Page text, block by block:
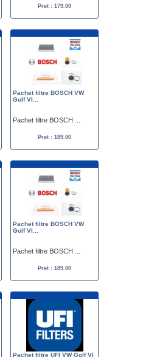
Pret : 179.00
Pachet filtre BOSCH VW
Golf VI...
Pachet filtre BOSCH ...
Pret : 189.00
Pachet filtre BOSCH VW
Golf VI...
Pachet filtre BOSCH ...
Pret : 189.00
Pachet filtre UFI VW Golf VI